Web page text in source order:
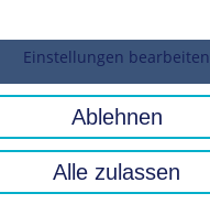
Landratsamt, Landkreis
Einstellungen bearbeiten
Ablehnen
Alle zulassen